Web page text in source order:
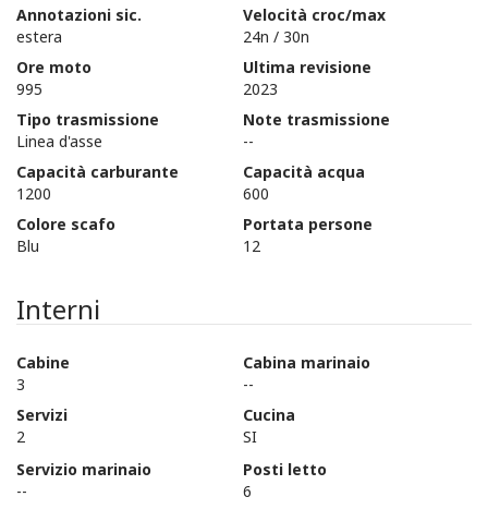
Annotazioni sic.
estera
Ore moto
995
Tipo trasmissione
Linea d'asse
Capacità carburante
1200
Colore scafo
Blu
Velocità croc/max
24n / 30n
Ultima revisione
2023
Note trasmissione
--
Capacità acqua
600
Portata persone
12
Interni
Cabine
3
Servizi
2
Cabina marinaio
--
Cucina
SI
Servizio marinaio
--
Posti letto
6